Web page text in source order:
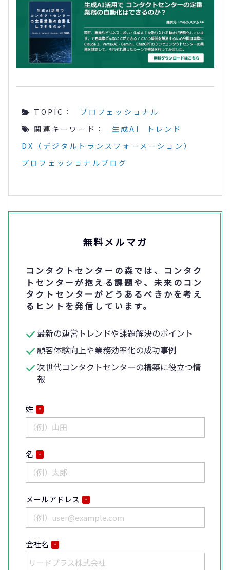
TOPIC：
プロフェッショナル
関連キーワード：
生成AI
トレンド
DX（デジタルトランスフォーメーション）
プロフェッショナルブログ
無料メルマガ
コンタクトセンターの森では、コンタク
トセンターが抱える課題や、未来のコン
タクトセンターがどうあるべきかを考え
るヒントを発信しています。
最新の運営トレンドや課題解決のポイント
顧客体験向上や業務効率化の成功事例
次世代コンタクトセンターの構築に役立つ情
報
姓 *
名 *
メールアドレス *
会社名 *